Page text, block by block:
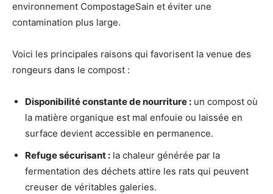
environnement CompostageSain et éviter une
contamination plus large.
Voici les principales raisons qui favorisent la venue des
rongeurs dans le compost :
Disponibilité constante de nourriture : un compost où
la matière organique est mal enfouie ou laissée en
surface devient accessible en permanence.
Refuge sécurisant : la chaleur générée par la
fermentation des déchets attire les rats qui peuvent
creuser de véritables galeries.